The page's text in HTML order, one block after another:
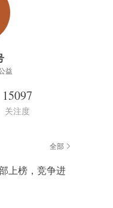
益
15097
关注度
全部
上榜，竞争进